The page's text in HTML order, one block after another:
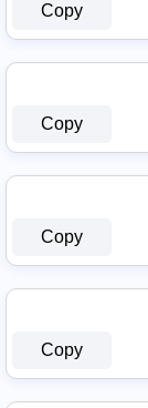
Copy
Copy
Copy
Copy